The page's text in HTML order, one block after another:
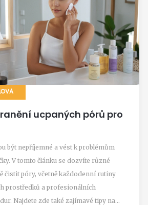
ucpaných pórů pro
být nepříjemné a vést k problémům
V tomto článku se dozvíte různé
čistit póry, včetně každodenní rutiny
prostředků a profesionálních
Najdete zde také zajímavé tipy na